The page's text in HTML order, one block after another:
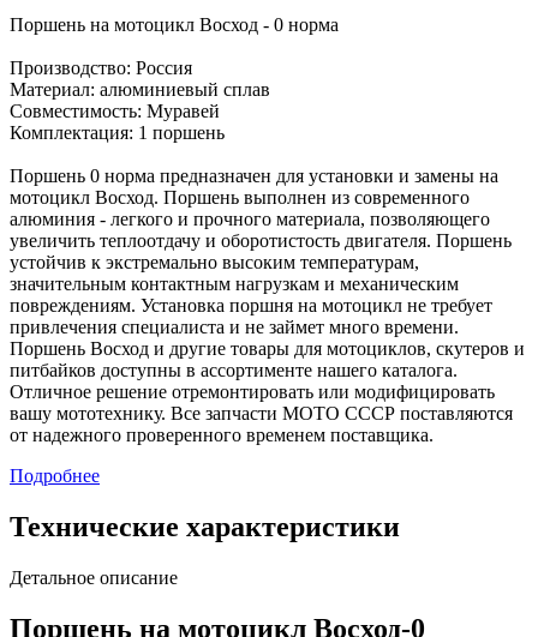
Поршень на мотоцикл Восход - 0 норма
Производство: Россия
Материал: алюминиевый сплав
Совместимость: Муравей
Комплектация: 1 поршень
Поршень 0 норма предназначен для установки и замены на
мотоцикл Восход. Поршень выполнен из современного
алюминия - легкого и прочного материала, позволяющего
увеличить теплоотдачу и оборотистость двигателя. Поршень
устойчив к экстремально высоким температурам,
значительным контактным нагрузкам и механическим
повреждениям. Установка поршня на мотоцикл не требует
привлечения специалиста и не займет много времени.
Поршень Восход и другие товары для мотоциклов, скутеров и
питбайков доступны в ассортименте нашего каталога.
Отличное решение отремонтировать или модифицировать
вашу мототехнику. Все запчасти МОТО СССР поставляются
от надежного проверенного временем поставщика.
Подробнее
Технические характеристики
Детальное описание
Поршень на мотоцикл Восход-0